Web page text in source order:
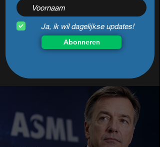
Ja, ik wil dagelijkse updates!
Abonneren